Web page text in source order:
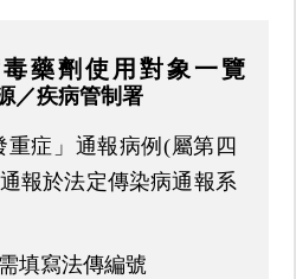
藥劑使用對象一覽
疾病管制署
重症」通報病例(屬第四
報於法定傳染病通報系
填寫法傳編號